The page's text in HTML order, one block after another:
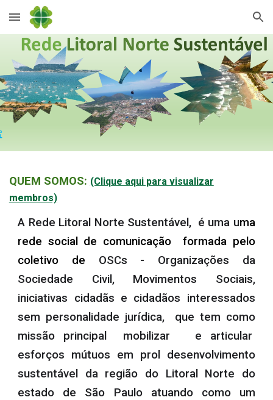
Skip to main content Skip to navigation
QUEM SOMOS: (Clique aqui para visualizar
membros)
A Rede Litoral Norte Sustentável, é uma uma
rede social de comunicação formada pelo
coletivo de OSCs - Organizações da
Sociedade Civil, Movimentos Sociais,
iniciativas cidadãs e cidadãos interessados
sem personalidade jurídica, que tem como
missão principal mobilizar e articular
esforços mútuos em prol desenvolvimento
sustentável da região do Litoral Norte do
estado de São Paulo atuando como um